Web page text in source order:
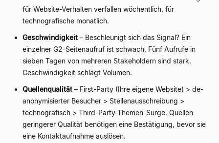
für Website-Verhalten verfallen wöchentlich, für
technografische monatlich.
Geschwindigkeit – Beschleunigt sich das Signal? Ein
einzelner G2-Seitenaufruf ist schwach. Fünf Aufrufe in
sieben Tagen von mehreren Stakeholdern sind stark.
Geschwindigkeit schlägt Volumen.
Quellenqualität – First-Party (Ihre eigene Website) > de-
anonymisierter Besucher > Stellenausschreibung >
technografisch > Third-Party-Themen-Surge. Quellen
geringerer Qualität benötigen eine Bestätigung, bevor sie
eine Kontaktaufnahme auslösen.